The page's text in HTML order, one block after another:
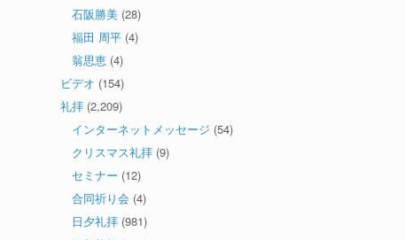
石阪勝美 (28)
福田 周平 (4)
翁思恵 (4)
ビデオ (154)
礼拝 (2,209)
インターネットメッセージ (54)
クリスマス礼拝 (9)
セミナー (12)
合同祈り会 (4)
日夕礼拝 (981)